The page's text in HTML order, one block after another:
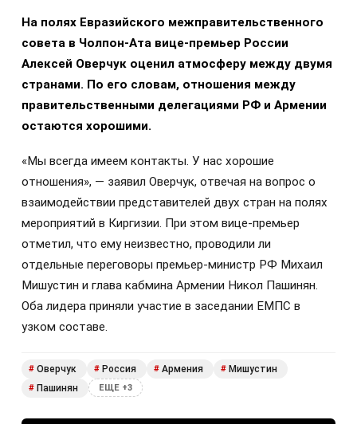
На полях Евразийского межправительственного
совета в Чолпон-Ата вице-премьер России
Алексей Оверчук оценил атмосферу между двумя
странами. По его словам, отношения между
правительственными делегациями РФ и Армении
остаются хорошими.
«Мы всегда имеем контакты. У нас хорошие
отношения», — заявил Оверчук, отвечая на вопрос о
взаимодействии представителей двух стран на полях
мероприятий в Киргизии. При этом вице-премьер
отметил, что ему неизвестно, проводили ли
отдельные переговоры премьер-министр РФ Михаил
Мишустин и глава кабмина Армении Никол Пашинян.
Оба лидера приняли участие в заседании ЕМПС в
узком составе.
# Оверчук # Россия # Армения # Мишустин
# Пашинян ЕЩЕ +3